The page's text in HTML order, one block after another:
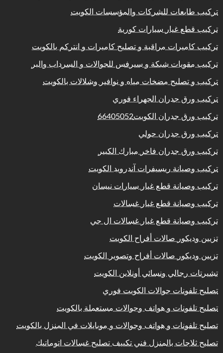
تركيب طابعات للشركات والمؤسسات الكويت
تركيب قطع غيار سيارات كورية
تركيب كاميرات مراقبة و تصليح كاميرات و انتركم بالكويت
تركيب مقويات شبكة و سيرفس للجوالات و السرداب والبر
تركيب و تصليح مضخات مياه و نوافير وشلالات بالكويت
تركيب ورق جدران الجهراء فوري
تركيب ورق جدران الكويت66405052
تركيب ورق جدران حولي
تركيب ورق جدران فاخر مبارك الكبير
تركيب وصيانة ريسيفرات آندرويد الكويت
تركيب وصيانة قطع غيار سيارات نيسان
تركيب وصيانة قطع غيار غسالات
تركيب وصيانة قطع غيار غسالات ال جي
تزيين وديكور صالات أفراح الكويت
تزيين وديكور صالات أفراح وتصوير الكويت
تشيرتات رجالي ونسائي أونلاين الكويت
تصليح تلفونات جوالات الكويت فوري
تصليح تلفونات و هواتف وجوالات مستعملة بالكويت
تصليح تلفونات و هواتف وجوالات و موبايلات في المنزل بالكويت
تصليح ثلاجات بالمنزل فني تكييف تصليح غسالات اتوماتيك